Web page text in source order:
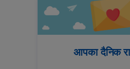
आपका दैनिक